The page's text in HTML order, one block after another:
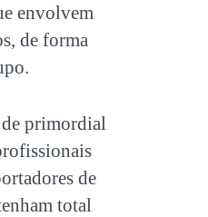
envolvem
de forma
primordial
de
total